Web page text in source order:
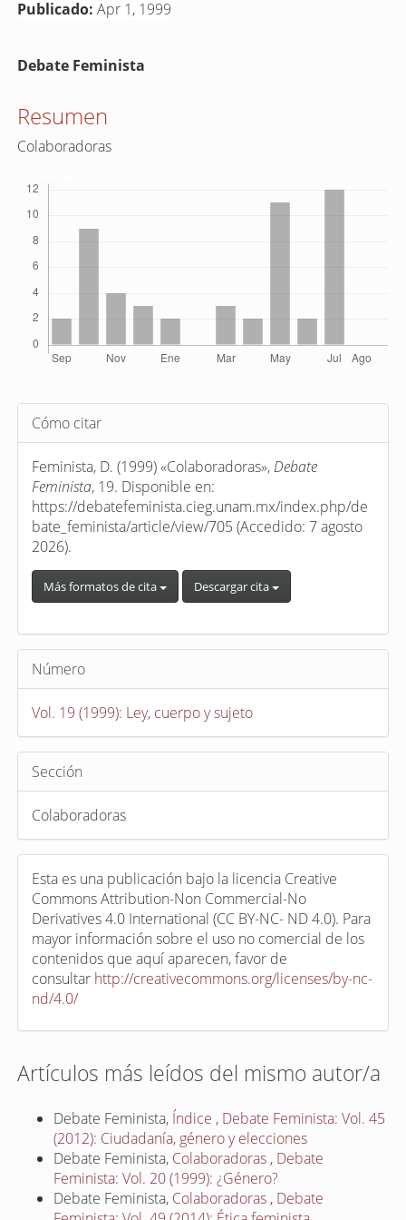
Publicado: Apr 1, 1999
Contenido
del
artículo
Debate Feminista
Resumen
Colaboradoras
Detalles
del
artículo
Cómo citar
Feminista, D. (1999) «Colaboradoras», Debate
Feminista, 19. Disponible en:
https://debatefeminista.cieg.unam.mx/index.php/de
bate_feminista/article/view/705 (Accedido: 7 agosto
2026).
Más formatos de cita Descargar cita
Número
Vol. 19 (1999): Ley, cuerpo y sujeto
Sección
Colaboradoras
Esta es una publicación bajo la licencia Creative
Commons Attribution-Non Commercial-No
Derivatives 4.0 International (CC BY-NC- ND 4.0). Para
mayor información sobre el uso no comercial de los
contenidos que aquí aparecen, favor de
consultar http://creativecommons.org/licenses/by-nc-
nd/4.0/
Artículos más leídos del mismo autor/a
Debate Feminista, Índice , Debate Feminista: Vol. 45
(2012): Ciudadanía, género y elecciones
Debate Feminista, Colaboradoras , Debate
Feminista: Vol. 20 (1999): ¿Género?
Debate Feminista, Colaboradoras , Debate